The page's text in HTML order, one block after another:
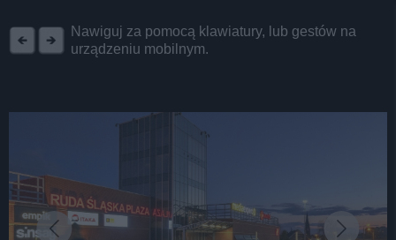
Nawiguj za pomocą klawiatury, lub gestów na
urządzeniu mobilnym.